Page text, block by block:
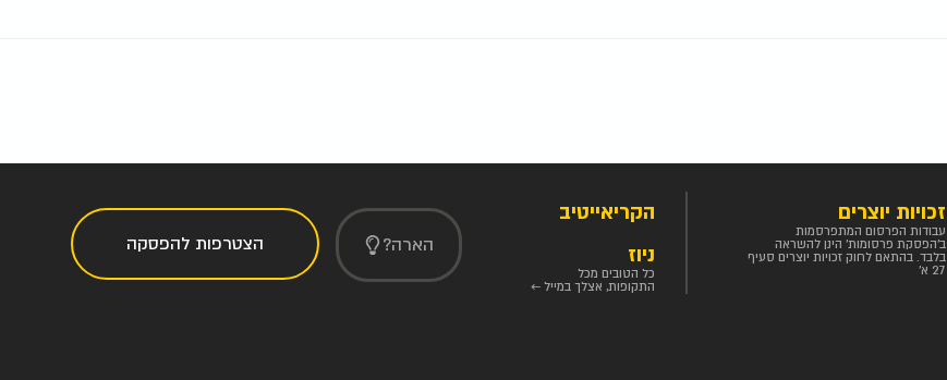
זכויות יוצרים
עבודות הפרסום המתפרסמות
ב'הפסקת פרסומות' הינן להשראה
בלבד. בהתאם לחוק זכויות יוצרים סעיף
27 א'
הקריאייטיב
ניוז
כל הטובים מכל
התקופות, אצלך במייל ←
הארה? הצטרפות להפסקה